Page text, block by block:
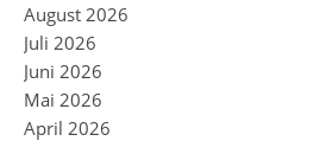
August 2026
Juli 2026
Juni 2026
Mai 2026
April 2026